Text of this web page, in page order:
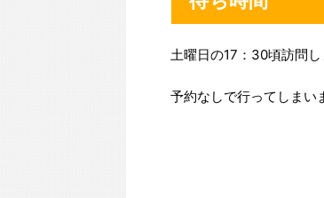
土曜日の17：30頃訪問
予約なしで行ってしまい